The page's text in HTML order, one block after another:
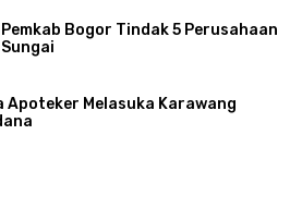
Bogor Tindak 5 Perusahaan
Apoteker Melasuka Karawang